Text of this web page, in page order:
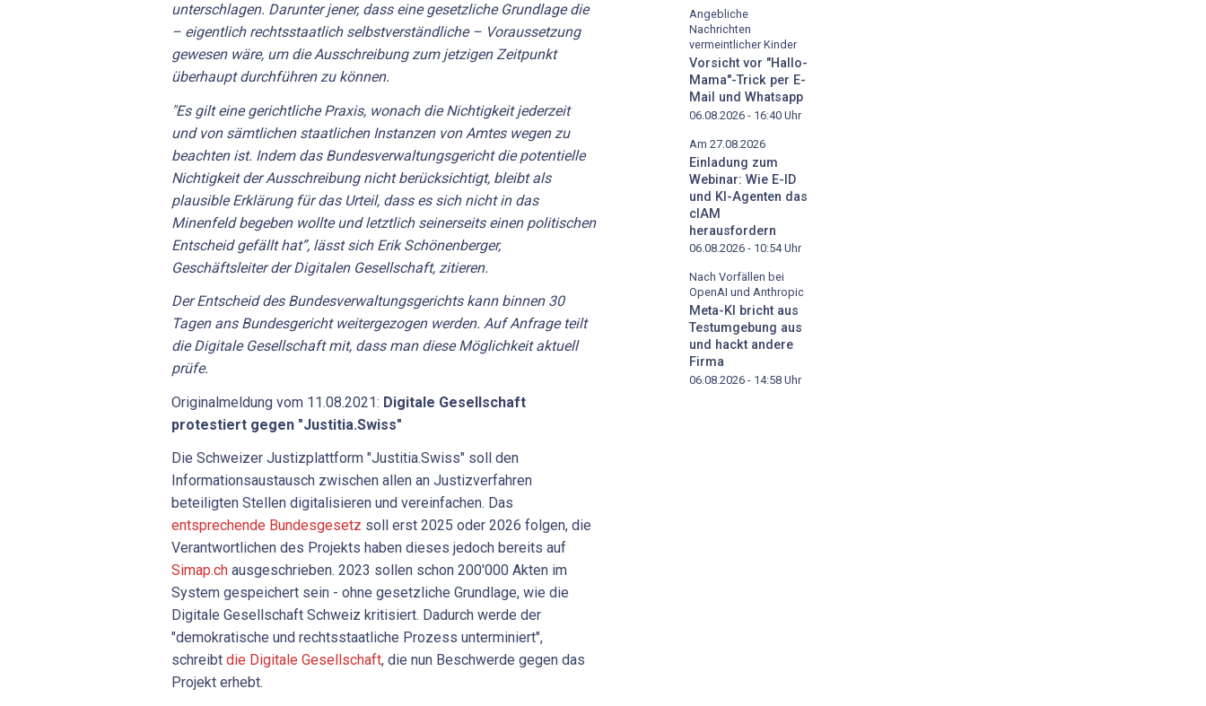
unterschlagen. Darunter jener, dass eine gesetzliche Grundlage die
– eigentlich rechtsstaatlich selbstverständliche – Voraussetzung
gewesen wäre, um die Ausschreibung zum jetzigen Zeitpunkt
überhaupt durchführen zu können.
"Es gilt eine gerichtliche Praxis, wonach die Nichtigkeit jederzeit
und von sämtlichen staatlichen Instanzen von Amtes wegen zu
beachten ist. Indem das Bundesverwaltungsgericht die potentielle
Nichtigkeit der Ausschreibung nicht berücksichtigt, bleibt als
plausible Erklärung für das Urteil, dass es sich nicht in das
Minenfeld begeben wollte und letztlich seinerseits einen politischen
Entscheid gefällt hat”, lässt sich Erik Schönenberger,
Geschäftsleiter der Digitalen Gesellschaft, zitieren.
Der Entscheid des Bundesverwaltungsgerichts kann binnen 30
Tagen ans Bundesgericht weitergezogen werden. Auf Anfrage teilt
die Digitale Gesellschaft mit, dass man diese Möglichkeit aktuell
prüfe.
Originalmeldung vom 11.08.2021: Digitale Gesellschaft
protestiert gegen "Justitia.Swiss"
Die Schweizer Justizplattform "Justitia.Swiss" soll den
Informationsaustausch zwischen allen an Justizverfahren
beteiligten Stellen digitalisieren und vereinfachen. Das
entsprechende Bundesgesetz soll erst 2025 oder 2026 folgen, die
Verantwortlichen des Projekts haben dieses jedoch bereits auf
Simap.ch ausgeschrieben. 2023 sollen schon 200'000 Akten im
System gespeichert sein - ohne gesetzliche Grundlage, wie die
Digitale Gesellschaft Schweiz kritisiert. Dadurch werde der
"demokratische und rechtsstaatliche Prozess unterminiert",
schreibt die Digitale Gesellschaft, die nun Beschwerde gegen das
Projekt erhebt.
Angebliche
Nachrichten
vermeintlicher Kinder
Vorsicht vor "Hallo-
Mama"-Trick per E-
Mail und Whatsapp
06.08.2026 - 16:40 Uhr
Am 27.08.2026
Einladung zum
Webinar: Wie E-ID
und KI-Agenten das
cIAM
herausfordern
06.08.2026 - 10:54Uhr
Nach Vorfällen bei
OpenAI und Anthropic
Meta-KI bricht aus
Testumgebung aus
und hackt andere
Firma
06.08.2026 - 14:58 Uhr